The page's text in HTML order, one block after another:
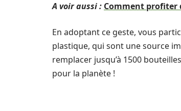
A voir aussi : Comment profiter
En adoptant ce geste, vous
plastique, qui sont une source
remplacer jusqu’à 1500
pour la planète !